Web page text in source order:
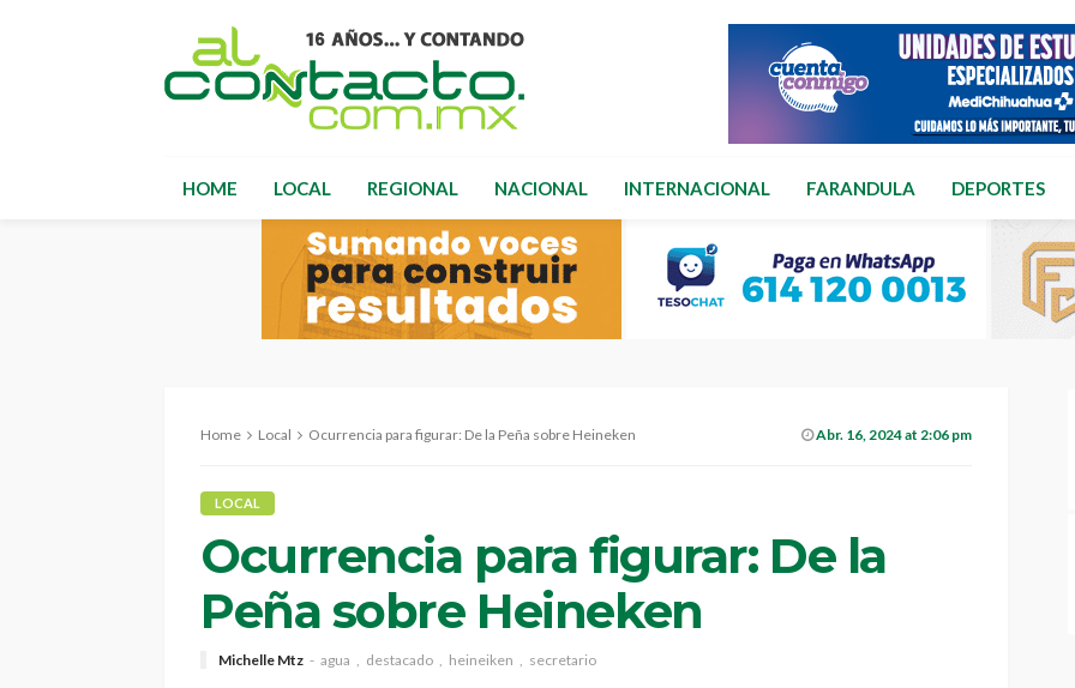
HOME LOCAL REGIONAL NACIONAL INTERNACIONAL FARANDULA DEPORTES
Home Local Ocurrencia para figurar: De la Peña sobre Heineken Abr. 16, 2024 at 2:06 pm
LOCAL
Ocurrencia para figurar: De la
Peña sobre Heineken
Michelle Mtz agua destacado heineiken secretario